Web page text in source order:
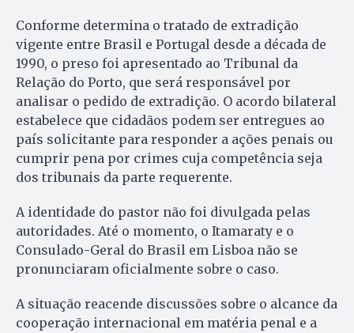
Conforme determina o tratado de extradição
vigente entre Brasil e Portugal desde a década de
1990, o preso foi apresentado ao Tribunal da
Relação do Porto, que será responsável por
analisar o pedido de extradição. O acordo bilateral
estabelece que cidadãos podem ser entregues ao
país solicitante para responder a ações penais ou
cumprir pena por crimes cuja competência seja
dos tribunais da parte requerente.
A identidade do pastor não foi divulgada pelas
autoridades. Até o momento, o Itamaraty e o
Consulado-Geral do Brasil em Lisboa não se
pronunciaram oficialmente sobre o caso.
A situação reacende discussões sobre o alcance da
cooperação internacional em matéria penal e a